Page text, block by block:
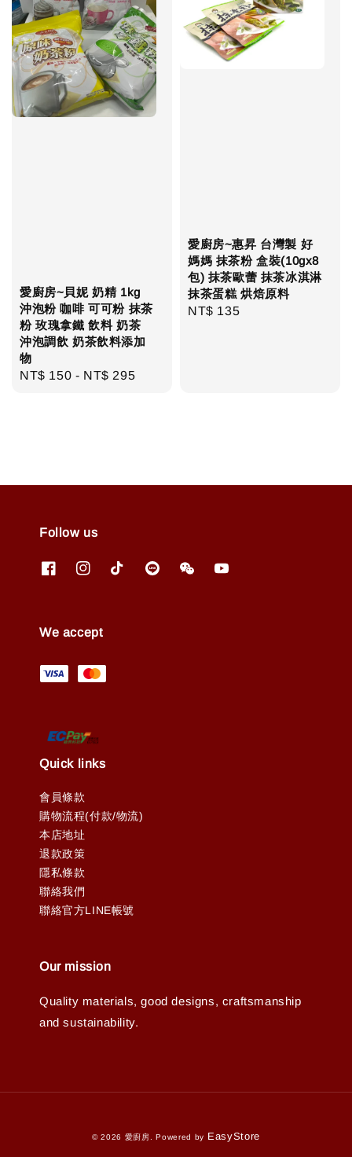
愛廚房~貝妮 奶精 1kg
沖泡粉 咖啡 可可粉 抹茶
粉 玫瑰拿鐵 飲料 奶茶
沖泡調飲 奶茶飲料添加
物
Regular
NT$ 150 - NT$ 295
愛廚房~惠昇 台灣製 好
媽媽 抹茶粉 盒裝(10gx8
包) 抹茶歐蕾 抹茶冰淇淋
抹茶蛋糕 烘焙原料
Regular
NT$ 135
Follow us
We accept
Quick links
會員條款
購物流程(付款/物流)
本店地址
退款政策
隱私條款
聯絡我們
聯絡官方LINE帳號
Our mission
Quality materials, good designs, craftsmanship
and sustainability.
© 2026 愛廚房. Powered by EasyStore